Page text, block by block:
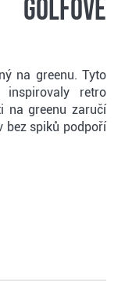
golfové
na greenu. Tyto
retro
na greenu zaručí
bez spiků podpoří